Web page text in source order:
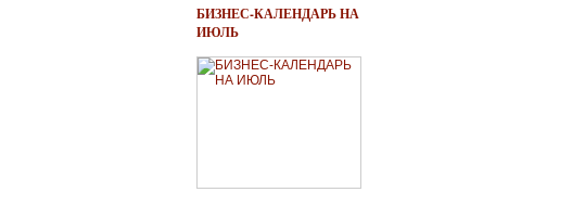
БИЗНЕС-КАЛЕНДАРЬ НА
ИЮЛЬ